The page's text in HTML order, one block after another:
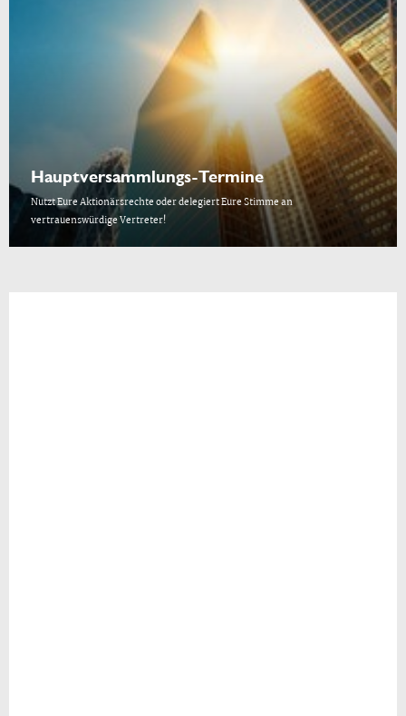
Hauptversammlungs-Termine
Nutzt Eure Aktionärsrechte oder delegiert Eure Stimme an
vertrauenswürdige Vertreter!